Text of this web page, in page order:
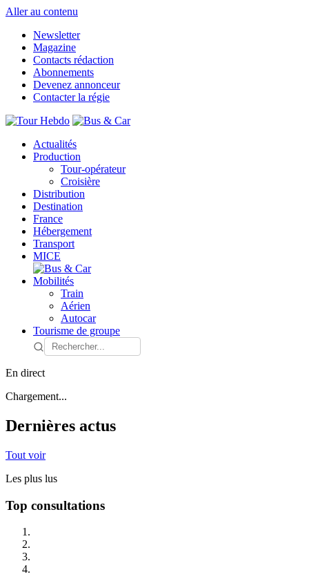
Aller au contenu
Newsletter
Magazine
Contacts rédaction
Abonnements
Devenez annonceur
Contacter la régie
Actualités
Production
Tour-opérateur
Croisière
Distribution
Destination
France
Hébergement
Transport
MICE
Mobilités
Train
Aérien
Autocar
Tourisme de groupe
En direct
Chargement...
Dernières actus
Tout voir
Les plus lus
Top consultations